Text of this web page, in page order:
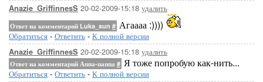
Anazie_GriffinnesS 20-02-2009-15:18 удалить
Ответ на комментарий Luka_sun # Агаааа :))))
Обратиться - Ответить - К полной версии
Anazie_GriffinnesS 20-02-2009-15:18 удалить
Ответ на комментарий Аппа-паппа # Я тоже попробую как-нить...
Обратиться - Ответить - К полной версии